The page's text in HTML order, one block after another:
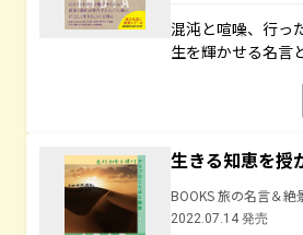
混沌と喧噪、行っ
生を輝かせる名言
生きる知恵を授
BOOKS 旅の名言＆絶
2022.07.14 発売